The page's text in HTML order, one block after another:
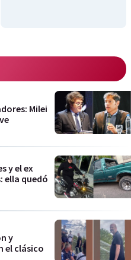
Milei
y el ex
ella quedó
y
el clásico